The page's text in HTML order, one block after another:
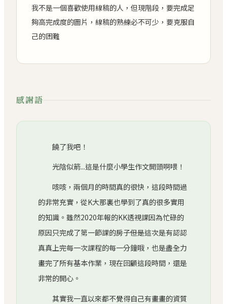
我不是一個喜歡使用線稿的人，但現階段，要完成足
夠高完成度的圖片，線稿的熟練必不可少，要克服自
己的困難
感謝語
饒了我吧！
光陰似箭...這是什麼小學生作文開頭啊喂！
咳咳，兩個月的時間真的很快，這段時間過
的非常充實，從K大那裏也學到了真的很多實用
的知識。雖然2020年報的KK透視課因為忙碌的
原因只完成了第一節課的房子――但是這次是有認認
真真上完每一次課程的每一分鐘哦，也是盡全力
畫完了所有基本作業，現在回顧這段時間，還是
非常的開心。
其實我一直以來都不覺得自己有畫畫的資質